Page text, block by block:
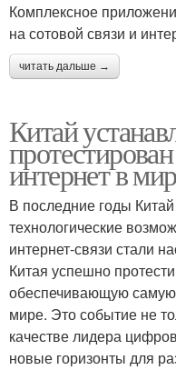
Комплексное
на сотовой связи и
читать дальше →
Китай
интернет в
В последние годы
технологические
интернет-связи стали
Китая успешно
обеспечивающую самую
мире. Это событие не
качестве лидера
новые горизонты для